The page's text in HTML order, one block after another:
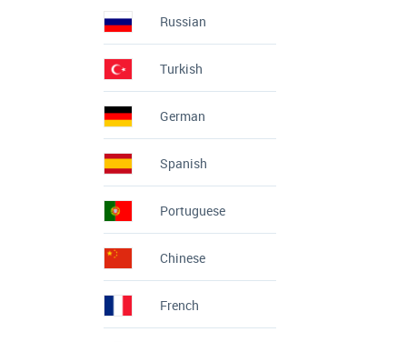
Russian
Turkish
German
Spanish
Portuguese
Chinese
French